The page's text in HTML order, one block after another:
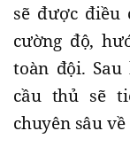
sẽ được
cường độ,
toàn đội.
cầu thủ sẽ
chuyên sâu